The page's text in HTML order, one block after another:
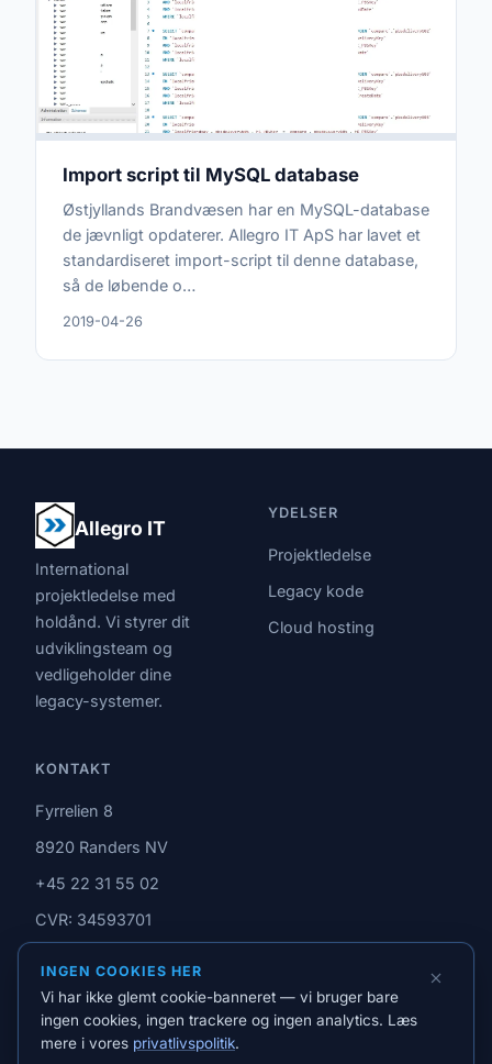
Import script til MySQL database
Østjyllands Brandvæsen har en MySQL-database
de jævnligt opdaterer. Allegro IT ApS har lavet et
standardiseret import-script til denne database,
så de løbende o…
2019-04-26
Allegro IT
International
projektledelse med
holdånd. Vi styrer dit
udviklingsteam og
vedligeholder dine
legacy-systemer.
YDELSER
Projektledelse
Legacy kode
Cloud hosting
KONTAKT
Fyrrelien 8
8920 Randers NV
+45 22 31 55 02
CVR: 34593701
© 2026 Allegro IT ApS. Alle
rettigheder forbeholdes.
Om Jack
W.
Privatlivspolitik
INGEN COOKIES HER
Vi har ikke glemt cookie-banneret — vi bruger bare
ingen cookies, ingen trackere og ingen analytics. Læs
mere i vores privatlivspolitik.